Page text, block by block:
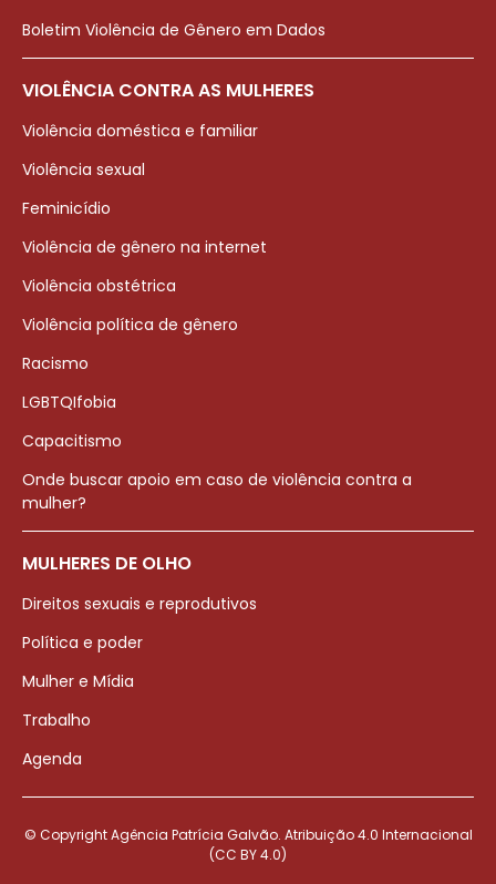
Boletim Violência de Gênero em Dados
VIOLÊNCIA CONTRA AS MULHERES
Violência doméstica e familiar
Violência sexual
Feminicídio
Violência de gênero na internet
Violência obstétrica
Violência política de gênero
Racismo
LGBTQIfobia
Capacitismo
Onde buscar apoio em caso de violência contra a
mulher?
MULHERES DE OLHO
Direitos sexuais e reprodutivos
Política e poder
Mulher e Mídia
Trabalho
Agenda
© Copyright Agência Patrícia Galvão. Atribuição 4.0 Internacional
(CC BY 4.0)